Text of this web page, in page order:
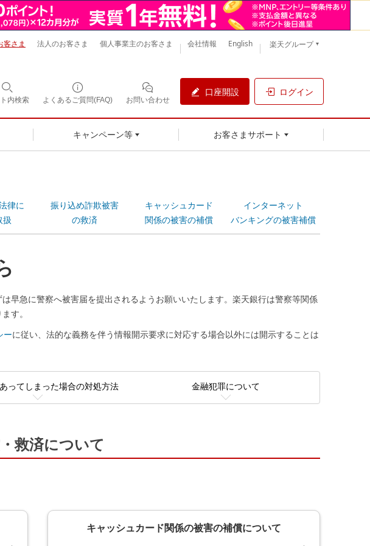
客さま 法人のお客さま 個人事業主のお客さま 会社情報 English 楽天グループ
内検索 よくあるご質問(FAQ) お問い合わせ
口座開設 ログイン
キャンペーン等 お客さまサポート
律に
扱
振り込め詐欺被害
の救済
キャッシュカード
関係の被害の補償
インターネット
バンキングの被害補償
早急に警察へ被害届を提出されるようお願いいたします。楽天銀行は警察等関係
す。
ーに従い、法的な義務を伴う情報開示要求に対応する場合以外には開示することは
ってしまった場合の対処方法 金融犯罪について
救済について
キャッシュカード関係の被害の補償について